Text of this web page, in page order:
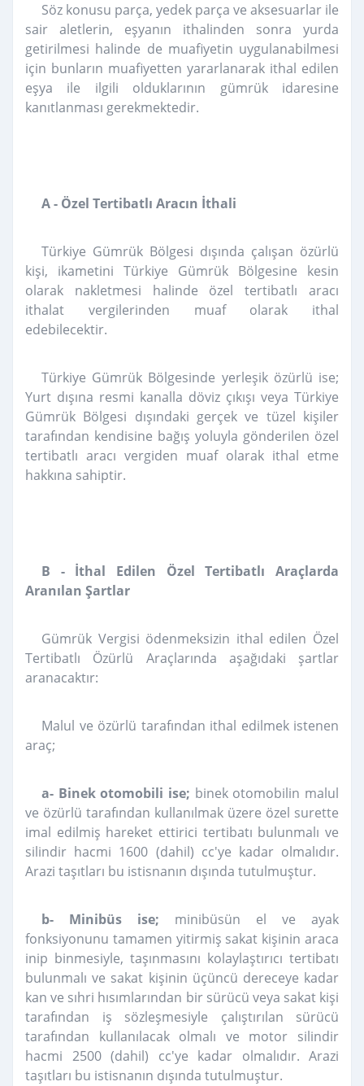
Söz konusu parça, yedek parça ve aksesuarlar ile
sair aletlerin, eşyanın ithalinden sonra yurda
getirilmesi halinde de muafiyetin uygulanabilmesi
için bunların muafiyetten yararlanarak ithal edilen
eşya ile ilgili olduklarının gümrük idaresine
kanıtlanması gerekmektedir.
A - Özel Tertibatlı Aracın İthali
Türkiye Gümrük Bölgesi dışında çalışan özürlü
kişi, ikametini Türkiye Gümrük Bölgesine kesin
olarak nakletmesi halinde özel tertibatlı aracı
ithalat vergilerinden muaf olarak ithal
edebilecektir.
Türkiye Gümrük Bölgesinde yerleşik özürlü ise;
Yurt dışına resmi kanalla döviz çıkışı veya Türkiye
Gümrük Bölgesi dışındaki gerçek ve tüzel kişiler
tarafından kendisine bağış yoluyla gönderilen özel
tertibatlı aracı vergiden muaf olarak ithal etme
hakkına sahiptir.
B - İthal Edilen Özel Tertibatlı Araçlarda
Aranılan Şartlar
Gümrük Vergisi ödenmeksizin ithal edilen Özel
Tertibatlı Özürlü Araçlarında aşağıdaki şartlar
aranacaktır:
Malul ve özürlü tarafından ithal edilmek istenen
araç;
a- Binek otomobili ise; binek otomobilin malul
ve özürlü tarafından kullanılmak üzere özel surette
imal edilmiş hareket ettirici tertibatı bulunmalı ve
silindir hacmi 1600 (dahil) cc'ye kadar olmalıdır.
Arazi taşıtları bu istisnanın dışında tutulmuştur.
b- Minibüs ise; minibüsün el ve ayak
fonksiyonunu tamamen yitirmiş sakat kişinin araca
inip binmesiyle, taşınmasını kolaylaştırıcı tertibatı
bulunmalı ve sakat kişinin üçüncü dereceye kadar
kan ve sıhri hısımlarından bir sürücü veya sakat kişi
tarafından iş sözleşmesiyle çalıştırılan sürücü
tarafından kullanılacak olmalı ve motor silindir
hacmi 2500 (dahil) cc'ye kadar olmalıdır. Arazi
taşıtları bu istisnanın dışında tutulmuştur.